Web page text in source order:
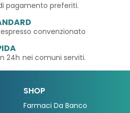
pagamento preferiti.
convenzionato
24h nei comuni serviti.
SHOP
Farmaci Da Banco